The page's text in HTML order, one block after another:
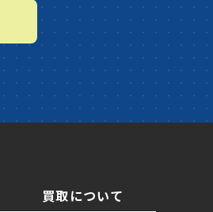
買取について